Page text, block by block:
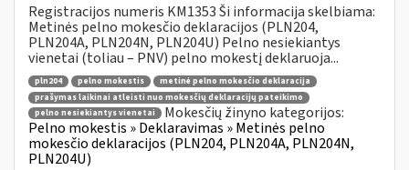
Registracijos numeris KM1353 Ši informacija skelbiama:
Metinės pelno mokesčio deklaracijos (PLN204,
PLN204A, PLN204N, PLN204U) Pelno nesiekiantys
vienetai (toliau – PNV) pelno mokestį deklaruoja...
pln204 pelno mokestis
metinė pelno mokesčio deklaracija
prašymas laikinai atleisti nuo mokesčių deklaracijų pateikimo
pelno nesiekiantys vienetai
Mokesčių žinyno kategorijos:
Pelno mokestis » Deklaravimas » Metinės pelno
mokesčio deklaracijos (PLN204, PLN204A, PLN204N,
PLN204U)